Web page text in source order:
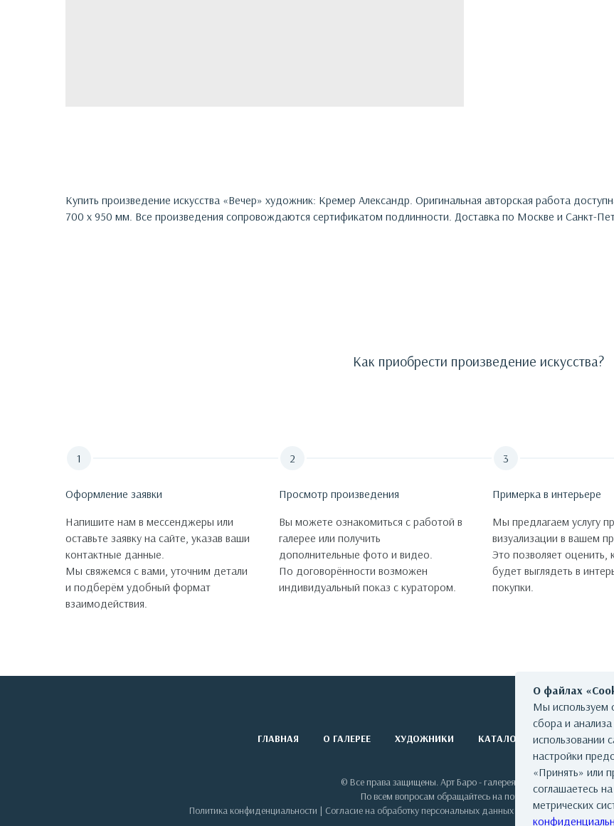
Купить произведение искусства «Вечер» художник: Кремер Александр. Оригинальная авторская работа
700 х 950 мм. Все произведения сопровождаются сертификатом подлинности. Доставка по Москве и Санкт-
Как приобрести произведение искусства?
Оформление заявки
Напишите нам в мессенджеры или
оставьте заявку на сайте, указав ваши
контактные данные.
Мы свяжемся с вами, уточним детали
и подберём удобный формат
взаимодействия.
Просмотр произведения
Вы можете ознакомиться с работой в
галерее или получить
дополнительные фото и видео.
По договорённости возможен
индивидуальный показ с куратором.
Примерка в интерьере
Мы предлагаем услугу
визуализации в вашем
Это позволяет оценить,
будет выглядеть в
покупки.
ГЛАВНАЯ О ГАЛЕРЕЕ ХУДОЖНИКИ КАТАЛОГ РАБОТ
© Все права защищены. Арт Баро - галерея современного искусства
По всем вопросам обращайтесь на почту: info@artbaro.ru
Политика конфиденциальности | Согласие на обработку персональных данных| Условия
О файлах
Мы используем
сбора и
использовании
настройки
«Принять» или
соглашаетесь
метрических